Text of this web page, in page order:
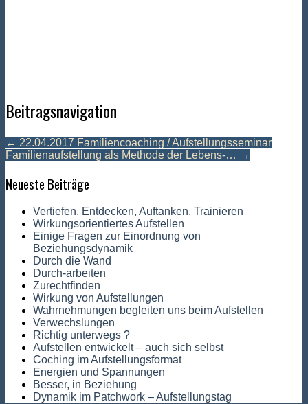
Beitragsnavigation
← 22.04.2017 Familiencoaching / Aufstellungsseminar
Familienaufstellung als Methode der Lebens-… →
Neueste Beiträge
Vertiefen, Entdecken, Auftanken, Trainieren
Wirkungsorientiertes Aufstellen
Einige Fragen zur Einordnung von
Beziehungsdynamik
Durch die Wand
Durch-arbeiten
Zurechtfinden
Wirkung von Aufstellungen
Wahrnehmungen begleiten uns beim Aufstellen
Verwechslungen
Richtig unterwegs ?
Aufstellen entwickelt – auch sich selbst
Coching im Aufstellungsformat
Energien und Spannungen
Besser, in Beziehung
Dynamik im Patchwork – Aufstellungstag